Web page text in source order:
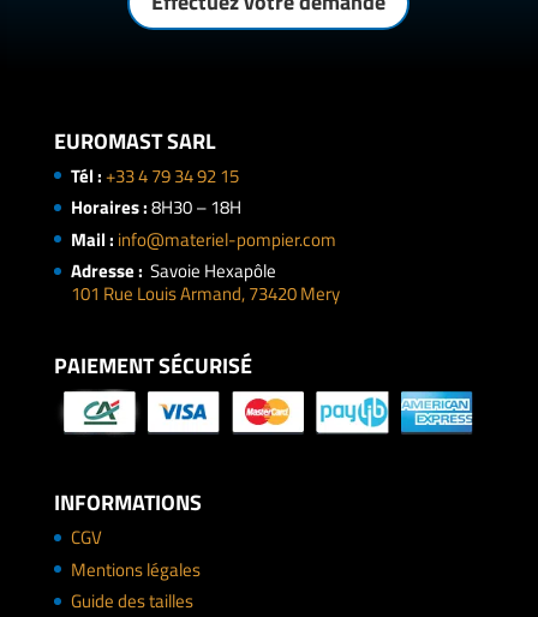
EUROMAST SARL
Tél :+33 4 79 34 92 15
Horaires :8H30 – 18H
Mail : info@materiel-pompier.com
Adresse : Savoie Hexapôle
101 Rue Louis Armand, 73420 Mery
PAIEMENT SÉCURISÉ
INFORMATIONS
CGV
Mentions légales
Guide des tailles